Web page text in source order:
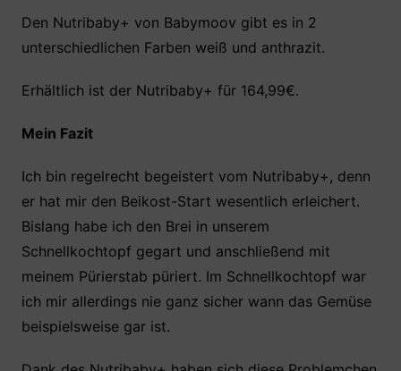
Den Nutribaby+ von Babymoov gibt es in 2
unterschiedlichen Farben weiß und anthrazit.
Erhältlich ist der Nutribaby+ für 164,99€.
Mein Fazit
Ich bin regelrecht begeistert vom Nutribaby+, denn
er hat mir den Beikost-Start wesentlich erleichert.
Bislang habe ich den Brei in unserem
Schnellkochtopf gegart und anschließend mit
meinem Pürierstab püriert. Im Schnellkochtopf war
ich mir allerdings nie ganz sicher wann das Gemüse
beispielsweise gar ist.